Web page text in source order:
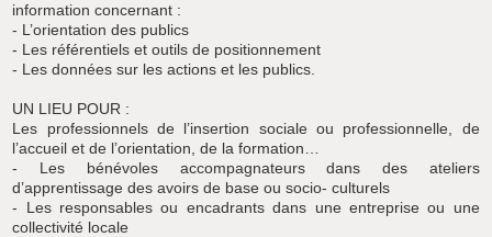
information concernant :
- L’orientation des publics
- Les référentiels et outils de positionnement
- Les données sur les actions et les publics.
UN LIEU POUR :
Les professionnels de l’insertion sociale ou professionnelle, de
l’accueil et de l’orientation, de la formation…
- Les bénévoles accompagnateurs dans des ateliers
d’apprentissage des avoirs de base ou socio- culturels
- Les responsables ou encadrants dans une entreprise ou une
collectivité locale